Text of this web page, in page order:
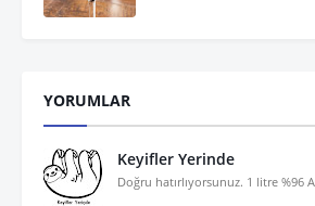
YORUMLAR
Keyifler Yerinde
Doğru hatırlıyorsunuz. 1 litre %96